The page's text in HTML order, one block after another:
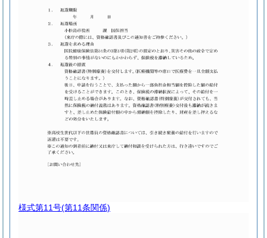
様式第11号(第11条関係)